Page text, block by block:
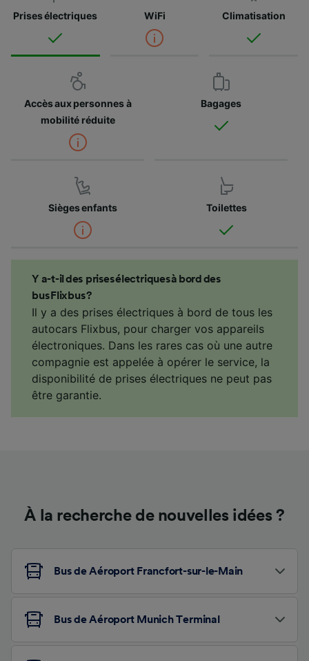
Prises électriques WiFi Climatisation
Accès aux personnes à
mobilité réduite
Bagages
Sièges enfants Toilettes
Y a-t-il des prises électriques à bord des
bus Flixbus ?
Il y a des prises électriques à bord de tous les
autocars Flixbus, pour charger vos appareils
électroniques. Dans les rares cas où une autre
compagnie est appelée à opérer le service, la
disponibilité de prises électriques ne peut pas
être garantie.
À la recherche de nouvelles idées ?
Bus de Aéroport Francfort-sur-le-Main
Bus de Aéroport Munich Terminal